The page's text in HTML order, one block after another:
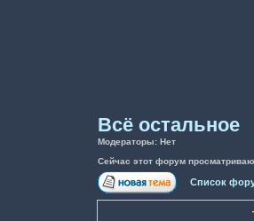
Всё остальное
Модераторы: Нет
Сейчас этот форум
Список